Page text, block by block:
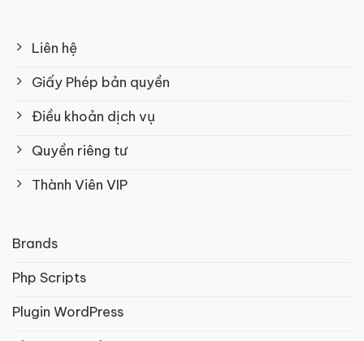
Liên hệ
Giấy Phép bản quyền
Điều khoản dịch vụ
Quyền riêng tư
Thành Viên VIP
Brands
Php Scripts
Plugin WordPress